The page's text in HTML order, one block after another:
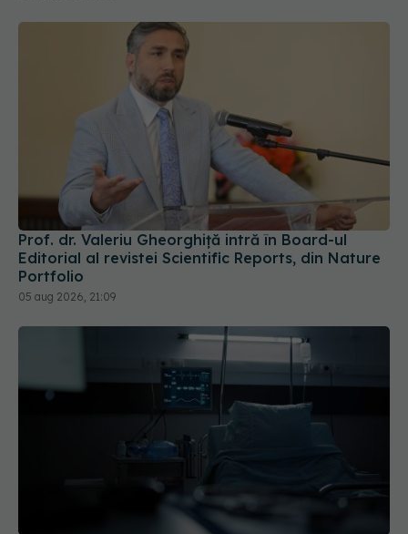
Prof. dr. Valeriu Gheorghiță intră în Board-ul
Editorial al revistei Scientific Reports, din Nature
Portfolio
05 aug 2026, 21:09